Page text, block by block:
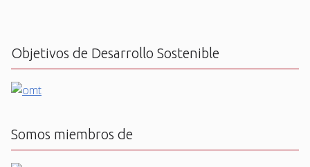
Objetivos de Desarrollo Sostenible
Somos miembros de